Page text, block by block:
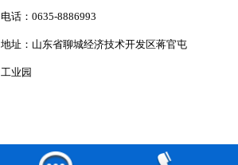
电话：0635-8886993
地址：山东省聊城经济技术开发区蒋官屯
工业园